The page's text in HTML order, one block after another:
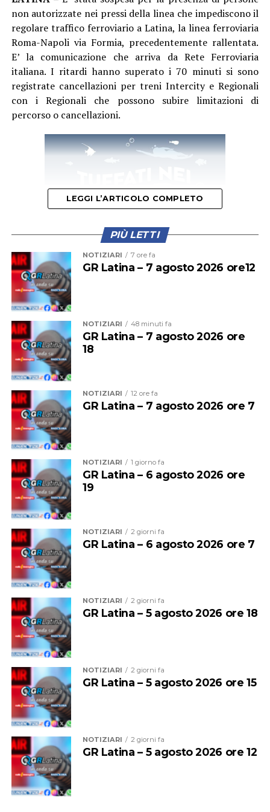
non autorizzate nei pressi della linea che impediscono il
regolare traffico ferroviario a Latina, la linea ferroviaria
Roma-Napoli via Formia, precedentemente rallentata.
E’ la comunicazione che arriva da Rete Ferroviaria
italiana. I ritardi hanno superato i 70 minuti si sono
registrate cancellazioni per treni Intercity e Regionali
con i Regionali che possono subire limitazioni di
percorso o cancellazioni.
Questa mattina il primo treno a fermarsi alla stazione di
Cisterna era stato il regionale partito alle 11,56 dalla
stazione Termini. La presenza di una persona che dava
in escandescenza sui binari aveva costretto il treno a
fermarsi alla stazione precedente. La situazione
sembrava inizialmente rientrata, poi la sospensione del
traffico.
LEGGI L’ARTICOLO COMPLETO
PIÙ LETTI
NOTIZIARI 7 ore fa
GR Latina – 7 agosto 2026 ore12
NOTIZIARI 48 minuti fa
GR Latina – 7 agosto 2026 ore
18
NOTIZIARI 12 ore fa
GR Latina – 7 agosto 2026 ore 7
NOTIZIARI 1 giorno fa
GR Latina – 6 agosto 2026 ore
19
NOTIZIARI 2 giorni fa
GR Latina – 6 agosto 2026 ore 7
NOTIZIARI 2 giorni fa
GR Latina – 5 agosto 2026 ore 18
NOTIZIARI 2 giorni fa
GR Latina – 5 agosto 2026 ore 15
NOTIZIARI 2 giorni fa
GR Latina – 5 agosto 2026 ore 12